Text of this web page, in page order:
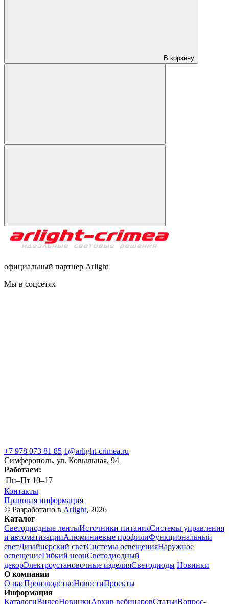
В корзину
официальный партнер Arlight
Мы в соцсетях
+7 978 073 81 85 1@arlight-crimea.ru
Симферополь, ул. Ковыльная, 94
Работаем:
Пн–Пт 10–17
Контакты
Правовая информация
© Разработано в Arlight, 2026
Каталог
Светодиодные лентыИсточники питанияСистемы управления
и автоматизацииАлюминиевые профилиФункциональный
светДизайнерский светСистемы освещенияНаружное
освещениеГибкий неонСветодиодный
декорЭлектроустановочные изделияСветодиоды Новинки
О компании
О насПроизводствоНовостиПроекты
Информация
КаталогиВидеоНовинкиАрхив вебинаровСтатьиВопрос-